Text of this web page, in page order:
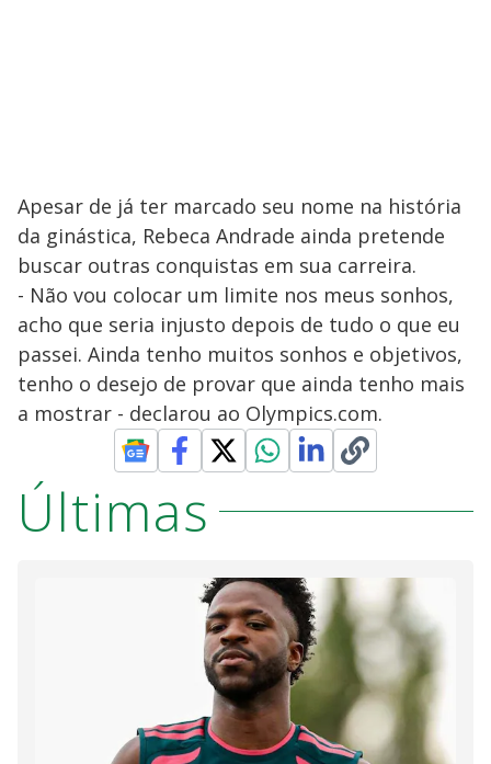
Apesar de já ter marcado seu nome na história
da ginástica, Rebeca Andrade ainda pretende
buscar outras conquistas em sua carreira.
- Não vou colocar um limite nos meus sonhos,
acho que seria injusto depois de tudo o que eu
passei. Ainda tenho muitos sonhos e objetivos,
tenho o desejo de provar que ainda tenho mais
a mostrar - declarou ao Olympics.com.
Últimas